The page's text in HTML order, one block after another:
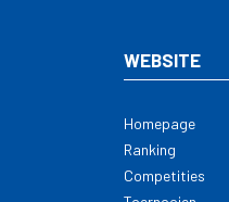
WEBSITE
Homepage
Ranking
Competities